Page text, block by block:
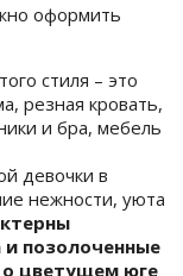
оформить
стиля – это
резная кровать,
и бра, мебель
девочки в
нежности, уюта
позолоченные
цветущем юге